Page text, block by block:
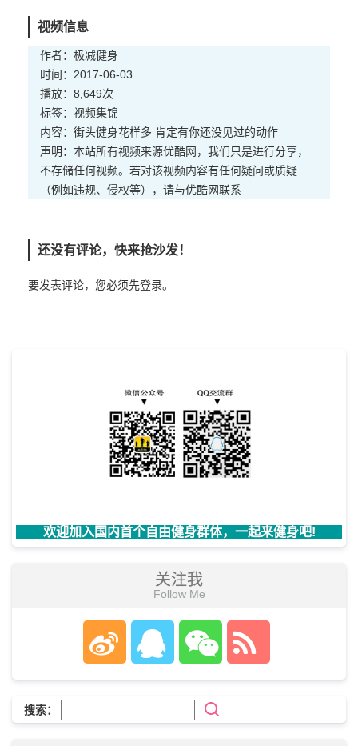
视频信息
作者：极减健身
时间：2017-06-03
播放：8,649次
标签： 视频集锦
内容：街头健身花样多 肯定有你还没见过的动作
声明：本站所有视频来源优酷网，我们只是进行分享，
不存储任何视频。若对该视频内容有任何疑问或质疑
（例如违规、侵权等），请与优酷网联系
还没有评论，快来抢沙发！
要发表评论，您必须先登录。
欢迎加入国内首个自由健身群体，一起来健身吧!
关注我
Follow Me
搜索：